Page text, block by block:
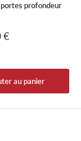
profondeur
€
au panier